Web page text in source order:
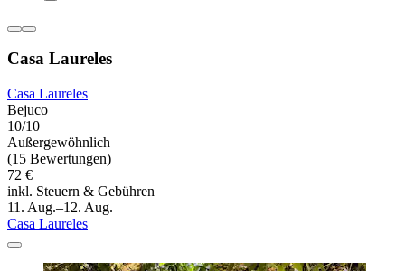
Casa Laureles
Casa Laureles
Bejuco
10/10
Außergewöhnlich
(15 Bewertungen)
72 €
inkl. Steuern & Gebühren
11. Aug.–12. Aug.
Casa Laureles